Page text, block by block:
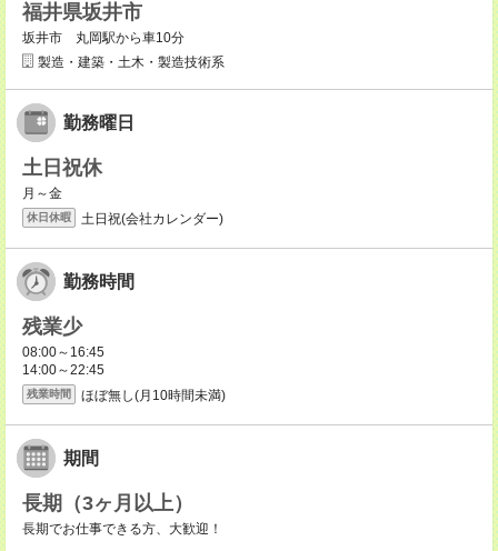
福井県坂井市
坂井市 丸岡駅から車10分
製造・建築・土木・製造技術系
勤務曜日
土日祝休
月～金
休日休暇 土日祝(会社カレンダー)
勤務時間
残業少
08:00～16:45
14:00～22:45
残業時間 ほぼ無し(月10時間未満)
期間
長期（3ヶ月以上）
長期でお仕事できる方、大歓迎！